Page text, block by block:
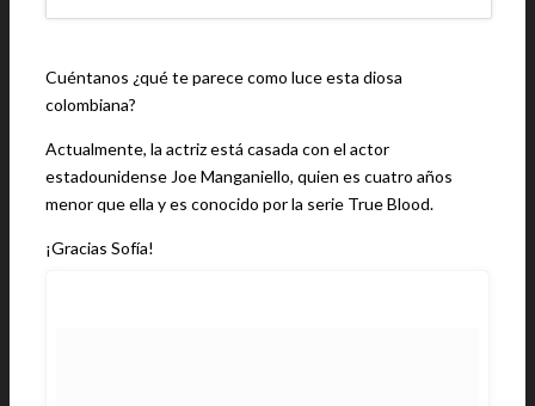
Cuéntanos ¿qué te parece como luce esta diosa
colombiana?
Actualmente, la actriz está casada con el actor
estadounidense Joe Manganiello, quien es cuatro años
menor que ella y es conocido por la serie True Blood.
¡Gracias Sofía!